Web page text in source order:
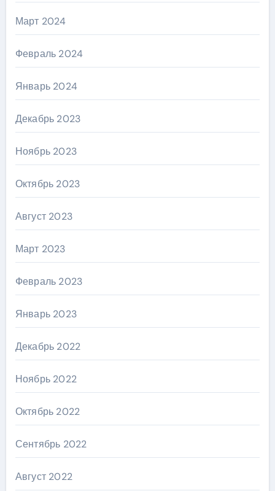
Март 2024
Февраль 2024
Январь 2024
Декабрь 2023
Ноябрь 2023
Октябрь 2023
Август 2023
Март 2023
Февраль 2023
Январь 2023
Декабрь 2022
Ноябрь 2022
Октябрь 2022
Сентябрь 2022
Август 2022